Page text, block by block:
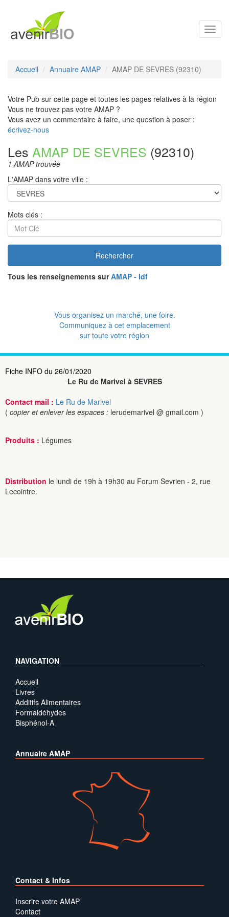
Accueil Annuaire AMAP AMAP DE SEVRES (92310)
Votre Pub sur cette page et toutes les pages relatives à la région
Vous ne trouvez pas votre AMAP ?
Vous avez un commentaire à faire, une question à poser :
écrivez-nous
Les AMAP DE SEVRES (92310)
1 AMAP trouvée
L'AMAP dans votre ville :
Mots clés :
Rechercher
Tous les renseignements surAMAP - Idf
Vous organisez un marché, une foire.
Communiquez à cet emplacement
sur toute votre région
Fiche INFO du 26/01/2020
Le Ru de Marivel à SEVRES
Contact mail : Le Ru de Marivel
( copier et enlever les espaces : lerudemarivel @ gmail.com )
Produits : Légumes
Distribution le lundi de 19h à 19h30 au Forum Sevrien - 2, rue
Lecointre.
NAVIGATION
Accueil
Livres
Additifs Alimentaires
Formaldéhydes
Bisphénol-A
Annuaire AMAP
Contact & Infos
Inscrire votre AMAP
Contact